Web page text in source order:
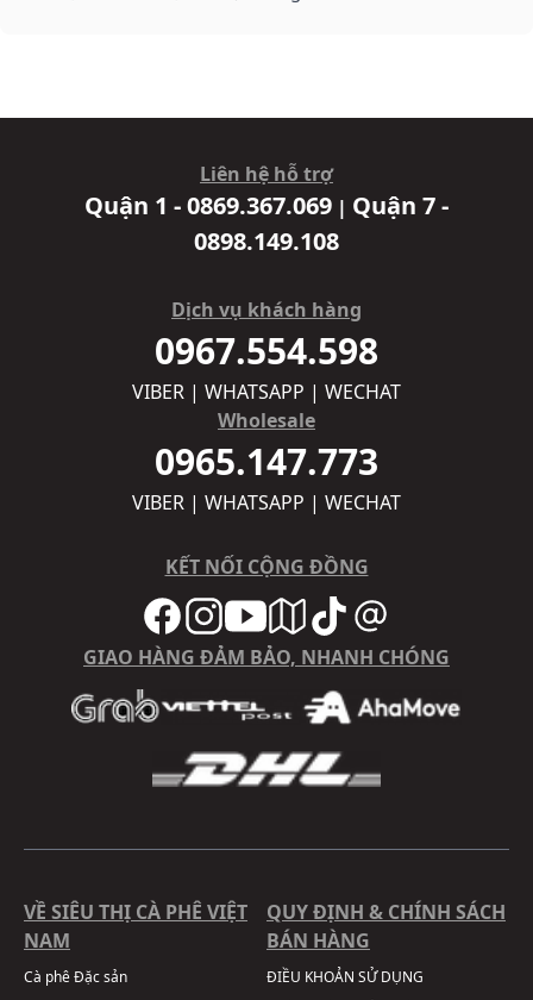
Liên hệ hỗ trợ
Quận 1 - 0869.367.069 | Quận 7 -
0898.149.108
Dịch vụ khách hàng
0967.554.598
VIBER | WHATSAPP | WECHAT
Wholesale
0965.147.773
VIBER | WHATSAPP | WECHAT
KẾT NỐI CỘNG ĐỒNG
GIAO HÀNG ĐẢM BẢO, NHANH CHÓNG
VỀ SIÊU THỊ CÀ PHÊ VIỆT
NAM
Cà phê Đặc sản
QUY ĐỊNH & CHÍNH SÁCH
BÁN HÀNG
ĐIỀU KHOẢN SỬ DỤNG